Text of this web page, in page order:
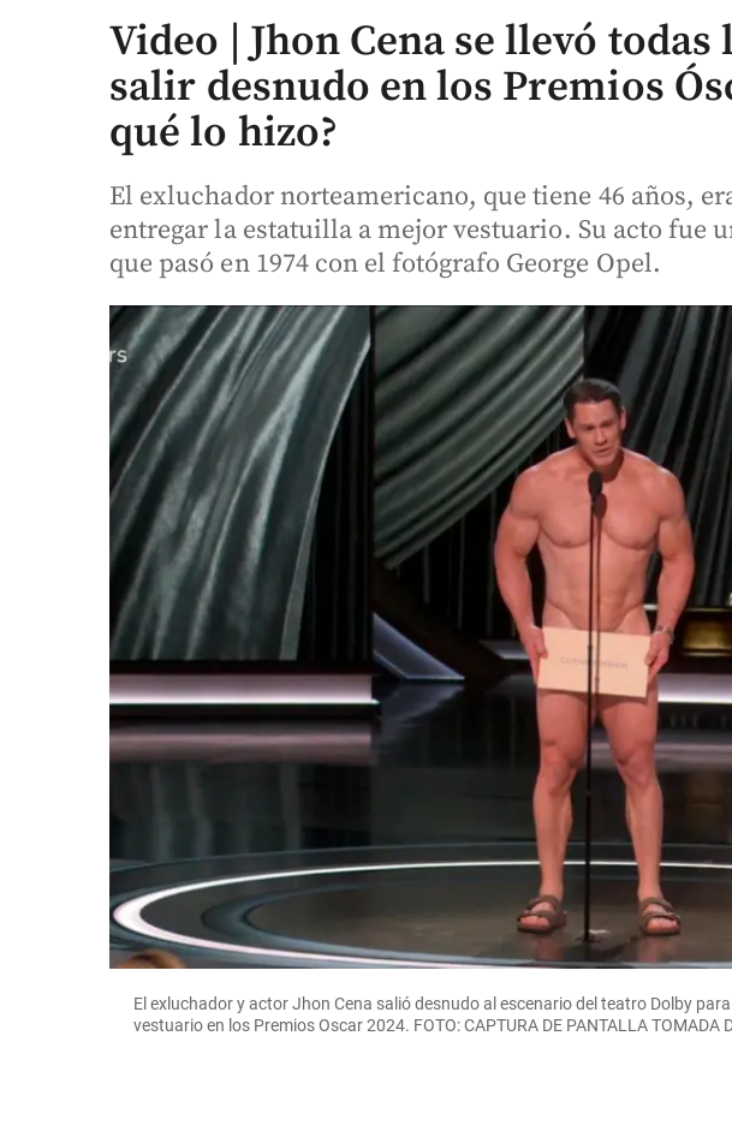
Video | Jhon Cena se llevó
salir desnudo en los Premios
qué lo hizo?
El exluchador norteamericano, que tiene 46 años,
entregar la estatuilla a mejor vestuario. Su acto fue
que pasó en 1974 con el fotógrafo George Opel.
El exluchador y actor Jhon Cena salió desnudo al escenario del teatro Dolby
vestuario en los Premios Oscar 2024. FOTO: CAPTURA DE PANTALLA TOMADA